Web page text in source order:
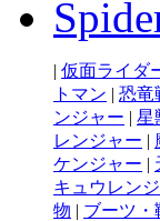
| 仮面ライダ
トマン | 恐竜
ンジャー | 星
レンジャー |
ケンジャー |
キュウレン
物 | ブーツ・